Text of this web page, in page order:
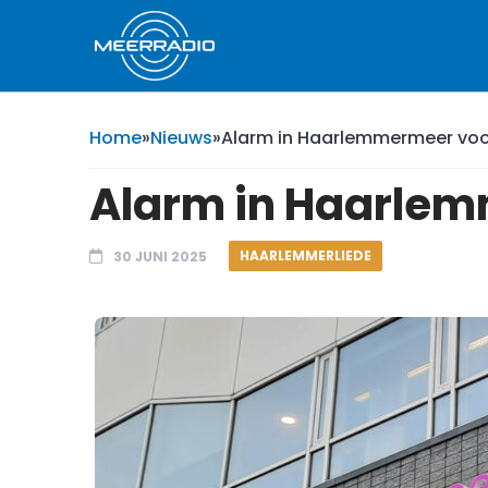
Home»Nieuws»Alarm in Haarlemmermeer
Alarm in
30 JUNI 2025 HAARLEMMERLIEDE